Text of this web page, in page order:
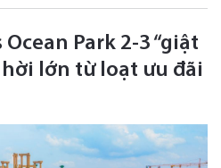
Park 2-3 “giật
lớn từ loạt ưu đãi